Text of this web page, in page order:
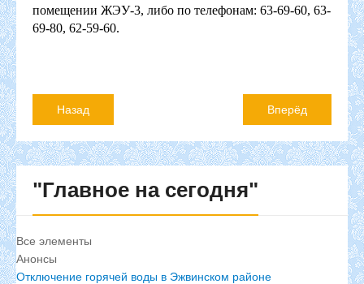
помещении ЖЭУ-3, либо по телефонам: 63-69-60, 63-
69-80, 62-59-60.
Назад Вперёд
"Главное на сегодня"
Все элементы
Анонсы
Отключение горячей воды в Эжвинском районе